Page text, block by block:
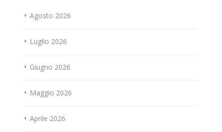
Agosto 2026
Luglio 2026
Giugno 2026
Maggio 2026
Aprile 2026